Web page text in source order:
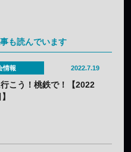
も読んでいます
情報 2022.7.19
こう！桃鉄で！【2022